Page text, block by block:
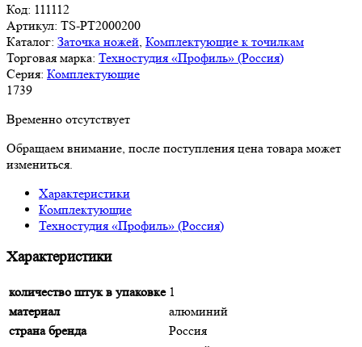
Код: 111112
Артикул: TS-PT2000200
Каталог: Заточка ножей Комплектующие к точилкам
Торговая марка: Техностудия «Профиль» (Россия)
Серия: Комплектующие
1739
Временно отсутствует
Обращаем внимание, после поступления цена товара может
измениться.
Характеристики
Комплектующие
Техностудия «Профиль» (Россия)
Характеристики
количество штук в упаковке 1
материал
алюминий
страна бренда
Россия